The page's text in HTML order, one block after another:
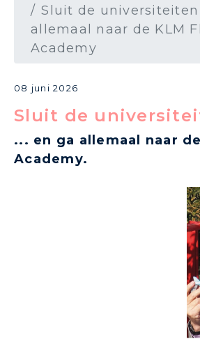
Sluit de universiteiten
allemaal naar de KLM
Academy
08 juni 2026
Sluit de
... en ga allemaal naar
Academy.